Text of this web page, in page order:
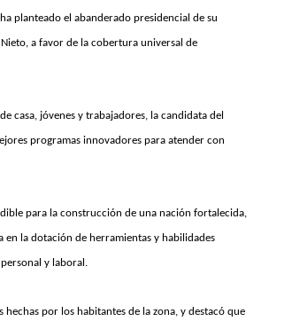
planteado el abanderado presidencial de su
a favor de la cobertura universal de
casa, jóvenes y trabajadores, la candidata del
programas innovadores para atender con
para la construcción de una nación fortalecida,
en la dotación de herramientas y habilidades
y laboral.
por los habitantes de la zona, y destacó que